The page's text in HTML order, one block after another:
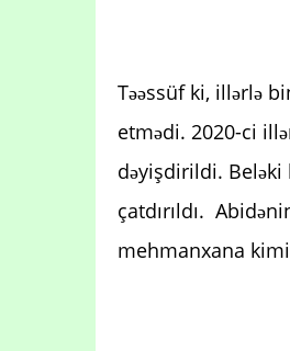
Təəssüf ki, illərlə
etmədi. 2020-ci
dəyişdirildi. Beləki
çatdırıldı.
mehmanxana